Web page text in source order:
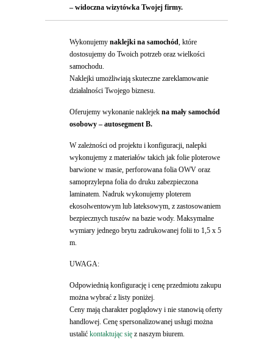
– widoczna wizytówka Twojej firmy.
Wykonujemy naklejki na samochód, które
dostosujemy do Twoich potrzeb oraz wielkości
samochodu.
Naklejki umożliwiają skuteczne zareklamowanie
działalności Twojego biznesu.
Oferujemy wykonanie naklejek na mały samochód
osobowy – autosegment B.
W zależności od projektu i konfiguracji, nalepki
wykonujemy z materiałów takich jak folie ploterowe
barwione w masie, perforowana folia OWV oraz
samoprzylepna folia do druku zabezpieczona
laminatem. Nadruk wykonujemy ploterem
ekosolwentowym lub lateksowym, z zastosowaniem
bezpiecznych tuszów na bazie wody. Maksymalne
wymiary jednego brytu zadrukowanej folii to 1,5 x 5
m.
UWAGA:
Odpowiednią konfigurację i cenę przedmiotu zakupu
można wybrać z listy poniżej.
Ceny mają charakter poglądowy i nie stanowią oferty
handlowej. Cenę spersonalizowanej usługi można
ustalić kontaktując się z naszym biurem.